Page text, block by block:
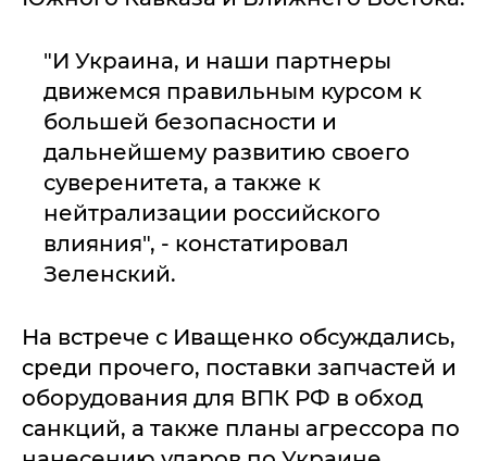
"И Украина, и наши партнеры
движемся правильным курсом к
большей безопасности и
дальнейшему развитию своего
суверенитета, а также к
нейтрализации российского
влияния", - констатировал
Зеленский.
На встрече с Иващенко обсуждались,
среди прочего, поставки запчастей и
оборудования для ВПК РФ в обход
санкций, а также планы агрессора по